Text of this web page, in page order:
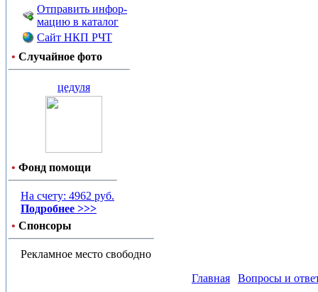
Отправить инфор-
мацию в каталог
Сайт НКП РЧТ
• Случайное фото
цедуля
• Фонд помощи
На счету: 4962 руб.
Подробнее >>>
• Спонсоры
Рекламное место свободно
Главная Вопросы и